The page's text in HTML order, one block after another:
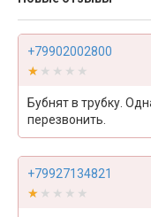
+79902002800
★★★★★
★★★★★
Бубнят в трубку.
перезвонить.
+79927134821
★★★★★
★★★★★